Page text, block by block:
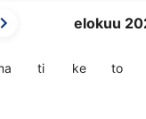
elokuu
maanantai
titiistaike to